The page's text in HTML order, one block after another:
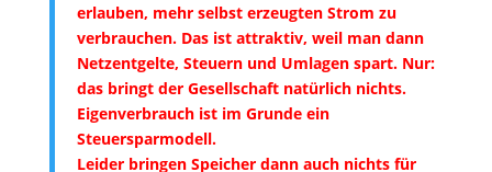
erlauben, mehr selbst erzeugten Strom zu
verbrauchen. Das ist attraktiv, weil man dann
Netzentgelte, Steuern und Umlagen spart. Nur:
das bringt der Gesellschaft natürlich nichts.
Eigenverbrauch ist im Grunde ein
Steuersparmodell.
Leider bringen Speicher dann auch nichts für